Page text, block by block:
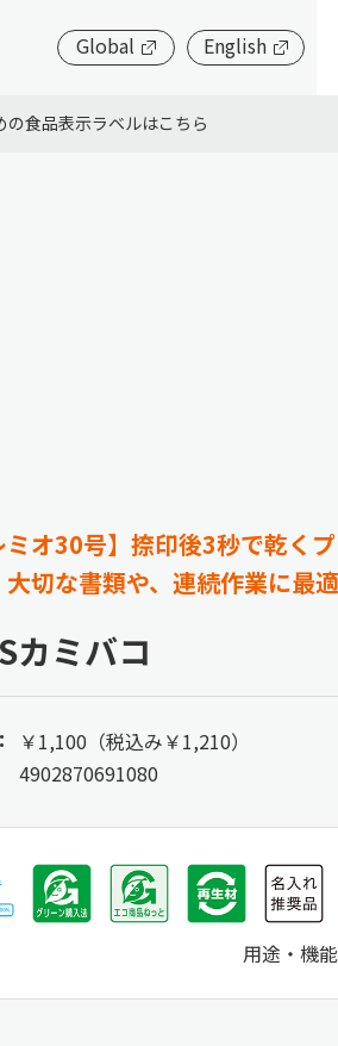
Global English
の食品表示ラベルはこちら
ミオ30号】捺印後3秒で乾く
切な書類や、連続作業に最適
カミバコ
￥1,100（税込み￥1,210）
4902870691080
用途・機